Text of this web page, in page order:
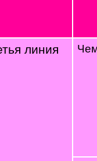
линия